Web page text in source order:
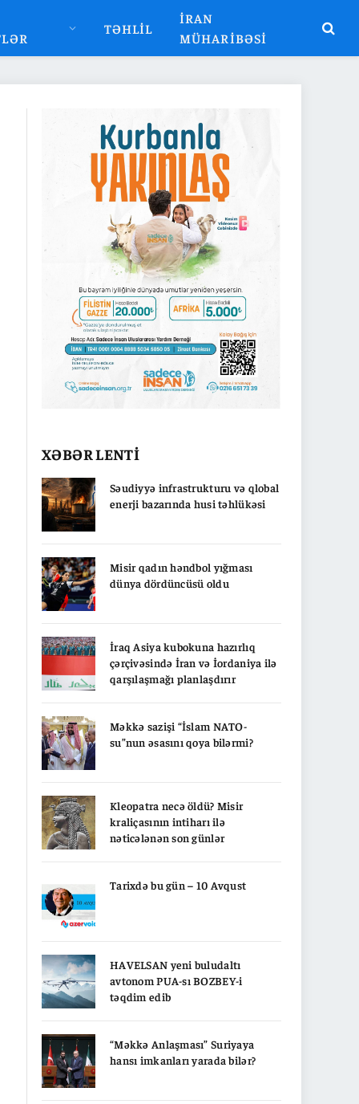
TƏHLIL
İRAN
MÜHARIBƏSI
XƏBƏR LENTİ
Səudiyyə infrastrukturu və qlobal
enerji bazarında husi təhlükəsi
Misir qadın həndbol yığması
dünya dördüncüsü oldu
İraq Asiya kubokuna hazırlıq
çərçivəsində İran və İordaniya ilə
qarşılaşmağı planlaşdırır
Məkkə sazişi “İslam NATO-
su”nun əsasını qoya bilərmi?
Kleopatra necə öldü? Misir
kraliçasının intiharı ilə
nəticələnən son günlər
Tarixdə bu gün – 10 Avqust
HAVELSAN yeni buludaltı
avtonom PUA-sı BOZBEY-i
təqdim edib
“Məkkə Anlaşması” Suriyaya
hansı imkanları yarada bilər?